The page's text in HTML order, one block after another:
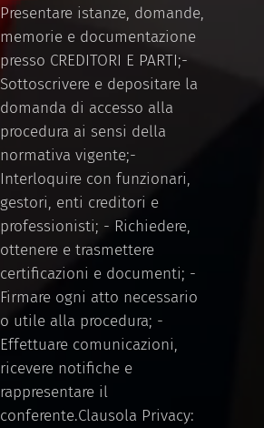
Presentare istanze, domande,
memorie e documentazione
presso CREDITORI E PARTI;-
Sottoscrivere e depositare la
domanda di accesso alla
procedura ai sensi della
normativa vigente;-
Interloquire con funzionari,
gestori, enti creditori e
professionisti; - Richiedere,
ottenere e trasmettere
certificazioni e documenti; -
Firmare ogni atto necessario
o utile alla procedura; -
Effettuare comunicazioni,
ricevere notifiche e
rappresentare il
conferente.Clausola Privacy: